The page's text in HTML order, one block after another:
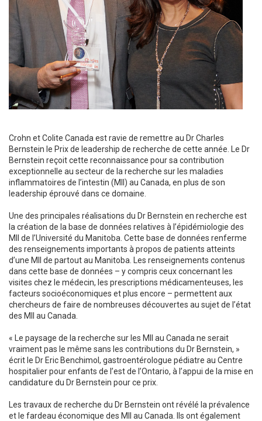
Crohn et Colite Canada est ravie de remettre au Dr Charles
Bernstein le Prix de leadership de recherche de cette année. Le Dr
Bernstein reçoit cette reconnaissance pour sa contribution
exceptionnelle au secteur de la recherche sur les maladies
inflammatoires de l’intestin (MII) au Canada, en plus de son
leadership éprouvé dans ce domaine.
Une des principales réalisations du Dr Bernstein en recherche est
la création de la base de données relatives à l’épidémiologie des
MII de l’Université du Manitoba. Cette base de données renferme
des renseignements importants à propos de patients atteints
d’une MII de partout au Manitoba. Les renseignements contenus
dans cette base de données – y compris ceux concernant les
visites chez le médecin, les prescriptions médicamenteuses, les
facteurs socioéconomiques et plus encore – permettent aux
chercheurs de faire de nombreuses découvertes au sujet de l’état
des MII au Canada.
« Le paysage de la recherche sur les MII au Canada ne serait
vraiment pas le même sans les contributions du Dr Bernstein, »
écrit le Dr Eric Benchimol, gastroentérologue pédiatre au Centre
hospitalier pour enfants de l’est de l’Ontario, à l’appui de la mise en
candidature du Dr Bernstein pour ce prix.
Les travaux de recherche du Dr Bernstein ont révélé la prévalence
et le fardeau économique des MII au Canada. Ils ont également